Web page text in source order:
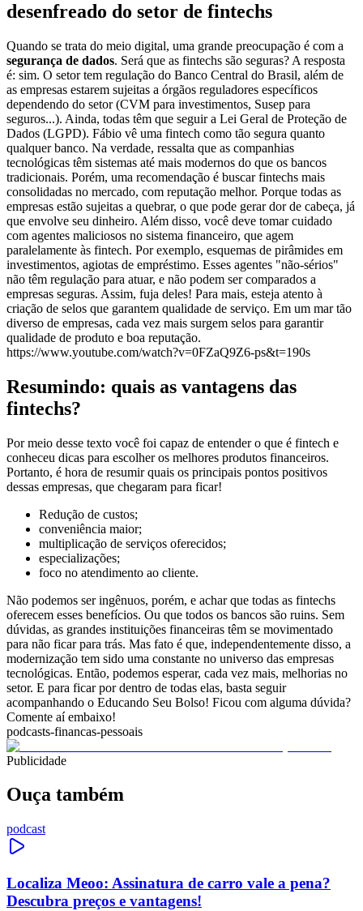
desenfreado do setor de fintechs
Quando se trata do meio digital, uma grande preocupação é com a
segurança de dados. Será que as fintechs são seguras? A resposta
é: sim. O setor tem regulação do Banco Central do Brasil, além de
as empresas estarem sujeitas a órgãos reguladores específicos
dependendo do setor (CVM para investimentos, Susep para
seguros...). Ainda, todas têm que seguir a Lei Geral de Proteção de
Dados (LGPD). Fábio vê uma fintech como tão segura quanto
qualquer banco. Na verdade, ressalta que as companhias
tecnológicas têm sistemas até mais modernos do que os bancos
tradicionais. Porém, uma recomendação é buscar fintechs mais
consolidadas no mercado, com reputação melhor. Porque todas as
empresas estão sujeitas a quebrar, o que pode gerar dor de cabeça, já
que envolve seu dinheiro. Além disso, você deve tomar cuidado
com agentes maliciosos no sistema financeiro, que agem
paralelamente às fintech. Por exemplo, esquemas de pirâmides em
investimentos, agiotas de empréstimo. Esses agentes "não-sérios"
não têm regulação para atuar, e não podem ser comparados a
empresas seguras. Assim, fuja deles! Para mais, esteja atento à
criação de selos que garantem qualidade de serviço. Em um mar tão
diverso de empresas, cada vez mais surgem selos para garantir
qualidade de produto e boa reputação.
https://www.youtube.com/watch?v=0FZaQ9Z6-ps&t=190s
Resumindo: quais as vantagens das
fintechs?
Por meio desse texto você foi capaz de entender o que é fintech e
conheceu dicas para escolher os melhores produtos financeiros.
Portanto, é hora de resumir quais os principais pontos positivos
dessas empresas, que chegaram para ficar!
Redução de custos;
conveniência maior;
multiplicação de serviços oferecidos;
especializações;
foco no atendimento ao cliente.
Não podemos ser ingênuos, porém, e achar que todas as fintechs
oferecem esses benefícios. Ou que todos os bancos são ruins. Sem
dúvidas, as grandes instituições financeiras têm se movimentado
para não ficar para trás. Mas fato é que, independentemente disso, a
modernização tem sido uma constante no universo das empresas
tecnológicas. Então, podemos esperar, cada vez mais, melhorias no
setor. E para ficar por dentro de todas elas, basta seguir
acompanhando o Educando Seu Bolso! Ficou com alguma dúvida?
Comente aí embaixo!
podcasts-financas-pessoais
Publicidade
Ouça também
podcast
Localiza Meoo: Assinatura de carro vale a pena?
Descubra preços e vantagens!